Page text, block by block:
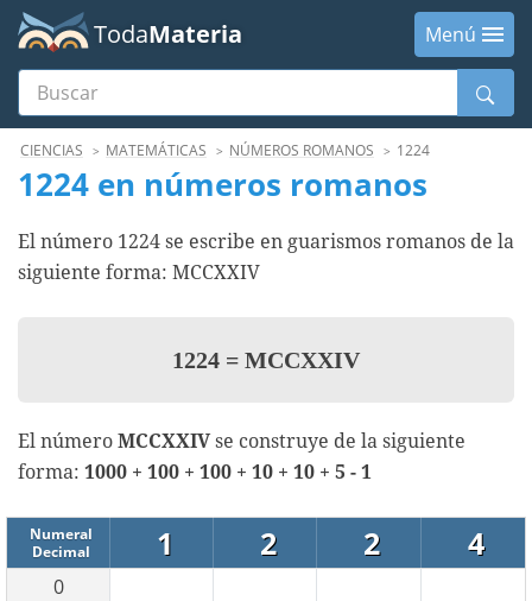
TodaMateria
Menú
Buscar
MenúCIENCIAS MATEMÁTICAS NÚMEROS ROMANOS 1224
1224 en números romanos
El número 1224 se escribe en guarismos romanos de la
siguiente forma: MCCXXIV
1224 = MCCXXIV
El número MCCXXIVse construye de la siguiente
forma: 1000 + 100 + 100 + 10 + 10 + 5 - 1
Numeral
Decimal
1 2 2 4
0